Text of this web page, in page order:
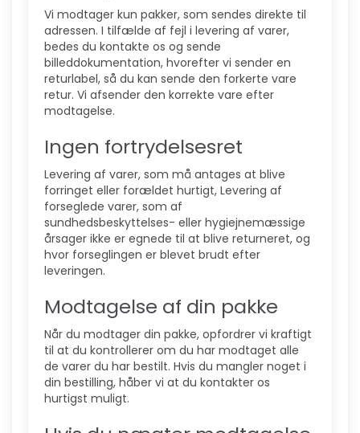
Vi modtager kun pakker, som sendes direkte til
adressen. I tilfælde af fejl i levering af varer,
bedes du kontakte os og sende
billeddokumentation, hvorefter vi sender en
returlabel, så du kan sende den forkerte vare
retur. Vi afsender den korrekte vare efter
modtagelse.
Ingen fortrydelsesret
Levering af varer, som må antages at blive
forringet eller forældet hurtigt, Levering af
forseglede varer, som af
sundhedsbeskyttelses- eller hygiejnemæssige
årsager ikke er egnede til at blive returneret, og
hvor forseglingen er blevet brudt efter
leveringen.
Modtagelse af din pakke
Når du modtager din pakke, opfordrer vi kraftigt
til at du kontrollerer om du har modtaget alle
de varer du har bestilt. Hvis du mangler noget i
din bestilling, håber vi at du kontakter os
hurtigst muligt.